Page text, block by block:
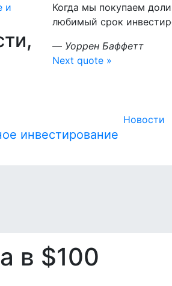
Когда мы покупаем
любимый срок
— Уоррен Баффетт
Next quote »
Новости
в $100